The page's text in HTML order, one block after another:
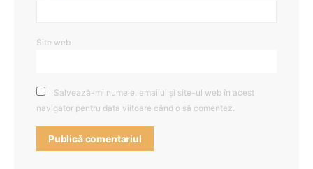
Site web
Salvează-mi numele, emailul și site-ul web în acest
navigator pentru data viitoare când o să comentez.